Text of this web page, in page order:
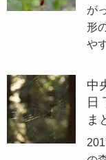
が
形
や
中
日
ま